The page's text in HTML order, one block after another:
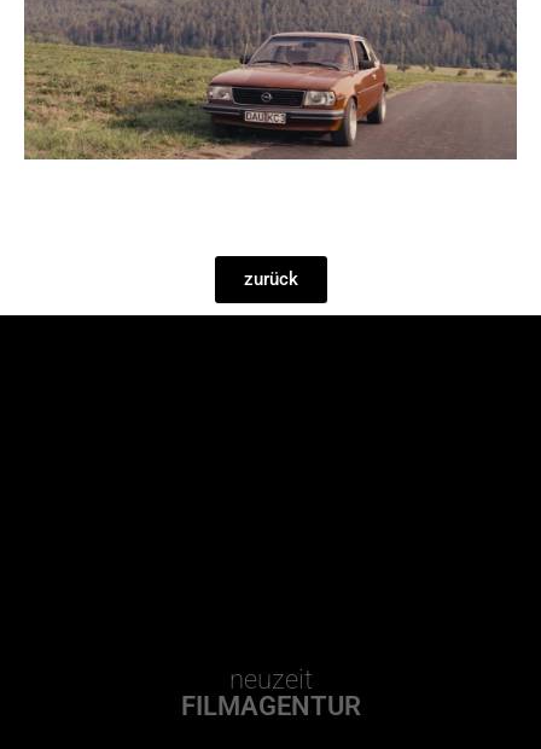
zurück
neuzeit
FILMAGENTUR